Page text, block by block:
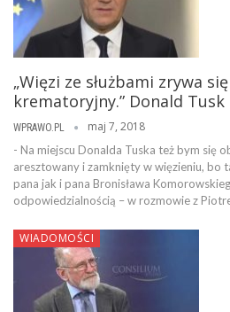
„Więzi ze służbami zrywa
krematoryjny.” Donald
WPRAWO.PL maj 7, 2018
- Na miejscu Donalda Tuska też bym się
aresztowany i zamknięty w więzieniu, bo
pana jak i pana Bronisława
odpowiedzialnością – w rozmowie z
WIADOMOŚCI